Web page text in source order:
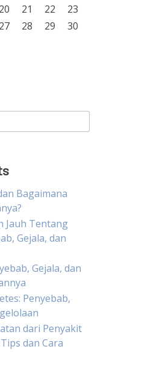
20 21 22
23
27 28 29
30
Bagaimana
Jauh Tentang
Gejala, dan
Gejala, dan
Penyebab,
dari Penyakit
dan Cara